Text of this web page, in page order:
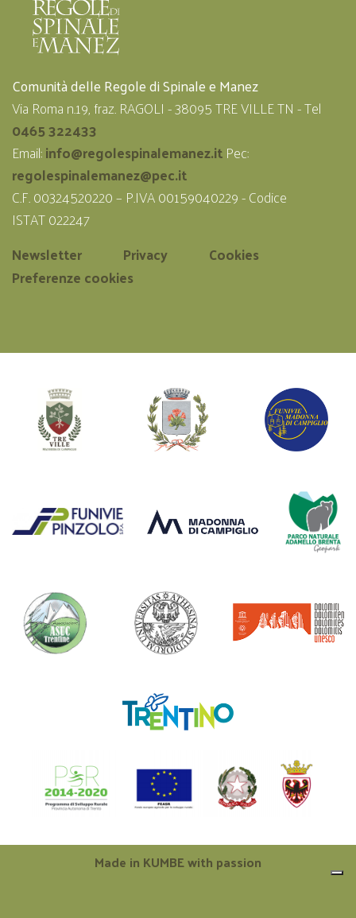
Comunità delle Regole di Spinale e Manez
Via Roma n.19, fraz. RAGOLI - 38095 TRE VILLE TN - Tel
0465 322433
Email:info@regolespinalemanez.itPec:
regolespinalemanez@pec.it
C.F. 00324520220 – P.IVA 00159040229 - Codice
ISTAT 022247
Newsletter
Privacy
Cookies
Preferenze cookies
Made in KUMBEwith passion